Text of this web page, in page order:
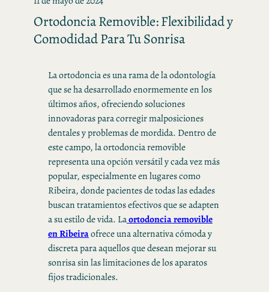
Ortodoncia Removible: Flexibilidad y
Comodidad Para Tu Sonrisa
La ortodoncia es una rama de la odontología
que se ha desarrollado enormemente en los
últimos años, ofreciendo soluciones
innovadoras para corregir malposiciones
dentales y problemas de mordida. Dentro de
este campo, la ortodoncia removible
representa una opción versátil y cada vez más
popular, especialmente en lugares como
Ribeira, donde pacientes de todas las edades
buscan tratamientos efectivos que se adapten
a su estilo de vida. Laortodoncia removible
en Ribeiraofrece una alternativa cómoda y
discreta para aquellos que desean mejorar su
sonrisa sin las limitaciones de los aparatos
fijos tradicionales.